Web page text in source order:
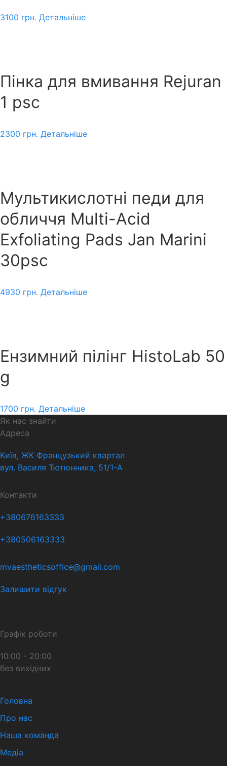
3100 грн. Детальніше
Пінка для вмивання Rejuran
1 psc
2300 грн. Детальніше
Мультикислотні педи для
обличчя Multi-Acid
Exfoliating Pads Jan Marini
30psc
4930 грн. Детальніше
Ензимний пілінг HistoLab 50
g
1700 грн. Детальніше
Як нас знайти
Адреса
Київ, ЖК Французький квартал
вул. Василя Тютюнника, 51/1-А
Контакти
+380676163333
+380506163333
mvaestheticsoffice@gmail.com
Залишити відгук
Графік роботи
10:00 - 20:00
без вихідних
Головна
Про нас
Наша команда
Медіа